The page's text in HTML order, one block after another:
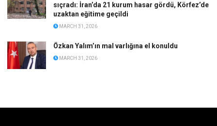
sıçradı: İran’da 21 kurum hasar gördü, Körfez’de
uzaktan eğitime geçildi
MARCH 31, 2026
Özkan Yalım’ın mal varlığına el konuldu
MARCH 31, 2026